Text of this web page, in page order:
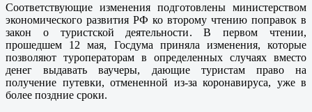
Соответствующие изменения подготовлены министерством
экономического развития РФ ко второму чтению поправок в
закон о туристской деятельности. В первом чтении,
прошедшем 12 мая, Госдума приняла изменения, которые
позволяют туроператорам в определенных случаях вместо
денег выдавать ваучеры, дающие туристам право на
получение путевки, отмененной из-за коронавируса, уже в
более поздние сроки.